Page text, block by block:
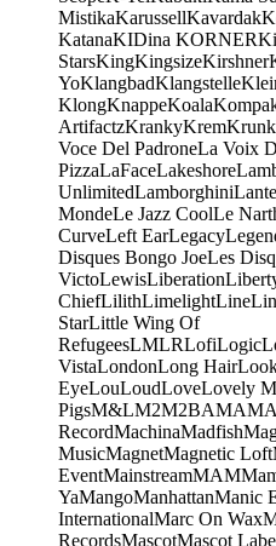
MistikaKarussellKavardak
KatanaKIDina KORNER
StarsKingKingsizeKirshner
YoKlangbadKlangstelle
KlongKnappeKoala
ArtifactzKrankyKremKrunk
Voce Del PadroneLa Voix
PizzaLaFaceLakeshore
UnlimitedLamborghini
MondeLe Jazz CoolLe
CurveLeft EarLegacy
Disques Bongo JoeLes
VictoLewisLiberation
ChiefLilithLimelightLine
StarLittle Wing Of
RefugeesLMLRLofiLogic
VistaLondonLong Hair
EyeLouLoudLoveLovely
PigsM&LM2M2BAMA
RecordMachinaMadfish
MusicMagnetMagnetic Loft
EventMainstreamMAM
YaMangoManhattanManic
InternationalMarc On Wax
RecordsMascotMascot